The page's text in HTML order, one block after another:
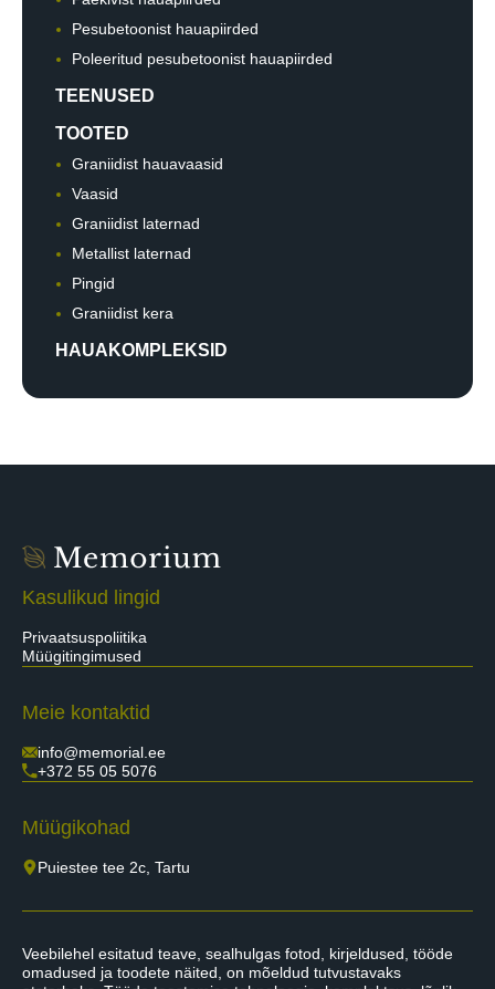
Pesubetoonist hauapiirded
Poleeritud pesubetoonist hauapiirded
TEENUSED
TOOTED
Graniidist hauavaasid
Vaasid
Graniidist laternad
Metallist laternad
Pingid
Graniidist kera
HAUAKOMPLEKSID
Kasulikud lingid
Privaatsuspoliitika
Müügitingimused
Meie kontaktid
info@memorial.ee
+372 55 05 5076
Müügikohad
Puiestee tee 2c, Tartu
Veebilehel esitatud teave, sealhulgas fotod, kirjeldused, tööde
omadused ja toodete näited, on mõeldud tutvustavaks